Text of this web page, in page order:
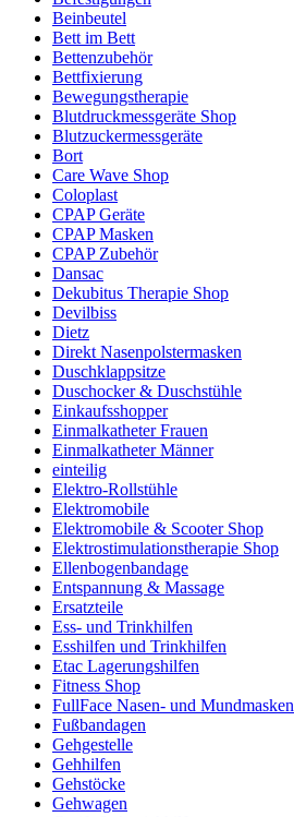
Beinbeutel
Bett im Bett
Bettenzubehör
Bettfixierung
Bewegungstherapie
Blutdruckmessgeräte Shop
Blutzuckermessgeräte
Bort
Care Wave Shop
Coloplast
CPAP Geräte
CPAP Masken
CPAP Zubehör
Dansac
Dekubitus Therapie Shop
Devilbiss
Dietz
Direkt Nasenpolstermasken
Duschklappsitze
Duschocker & Duschstühle
Einkaufsshopper
Einmalkatheter Frauen
Einmalkatheter Männer
einteilig
Elektro-Rollstühle
Elektromobile
Elektromobile & Scooter Shop
Elektrostimulationstherapie Shop
Ellenbogenbandage
Entspannung & Massage
Ersatzteile
Ess- und Trinkhilfen
Esshilfen und Trinkhilfen
Etac Lagerungshilfen
Fitness Shop
FullFace Nasen- und Mundmasken
Fußbandagen
Gehgestelle
Gehhilfen
Gehstöcke
Gehwagen